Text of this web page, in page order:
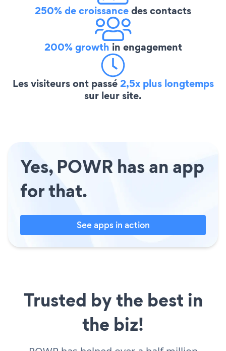
250% de croissancedes contacts
200% growth in engagement
Les visiteurs ont passé2,5x plus longtemps
sur leur site.
Yes, POWR has an app
for that.
See apps in action
Trusted by the best in
the biz!